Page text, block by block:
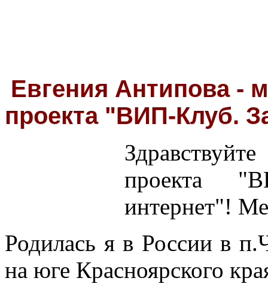
Евгения Антипова -
проекта "ВИП-Клуб.
проекта
интернет"!
Родилась я в России в
на юге Красноярского